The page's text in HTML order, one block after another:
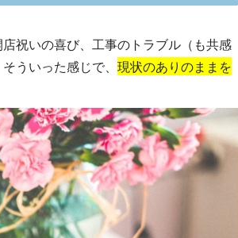
祝いの喜び、工事のトラブル（も共感
ういった感じで、 現状のありのままを